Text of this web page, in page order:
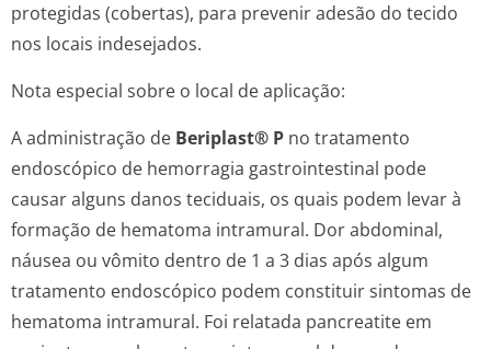
protegidas (cobertas), para prevenir adesão do tecido
nos locais indesejados.
Nota especial sobre o local de aplicação:
A administração de Beriplast® P no tratamento
endoscópico de hemorragia gastrointestinal pode
causar alguns danos teciduais, os quais podem levar à
formação de hematoma intramural. Dor abdominal,
náusea ou vômito dentro de 1 a 3 dias após algum
tratamento endoscópico podem constituir sintomas de
hematoma intramural. Foi relatada pancreatite em